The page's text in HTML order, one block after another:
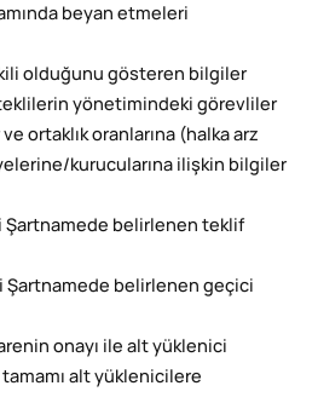
beyan etmeleri
olduğunu gösteren bilgiler
yönetimindeki görevliler
ortaklık oranlarına (halka arz
kurucularına ilişkin bilgiler
Şartnamede belirlenen teklif
Şartnamede belirlenen geçici
onayı ile alt yüklenici
tamamı alt yüklenicilere